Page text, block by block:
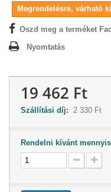
Megrendelésre, várható
Oszd meg a terméket
Nyomtatás
19 462 Ft
Szállítási díj: 2 330 Ft
Rendelni kívánt